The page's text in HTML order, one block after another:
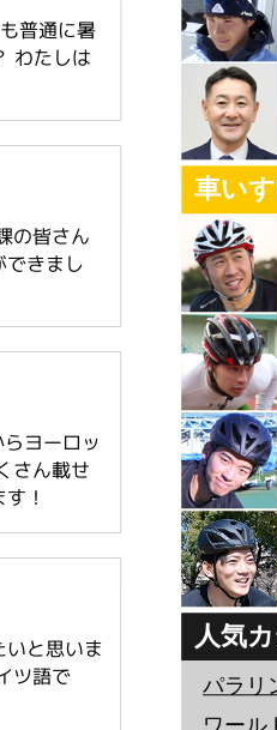
普通に暑
わたしは
の皆さん
できまし
ヨーロッ
さん載せ
！
と思いま
ツ語で
車い
人気
パラリ